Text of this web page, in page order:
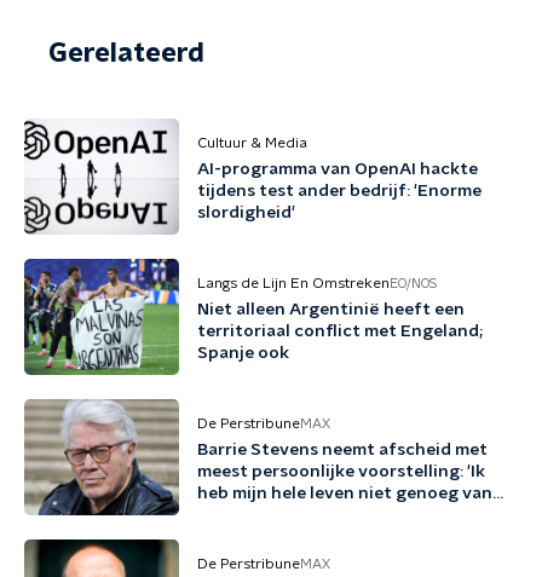
Gerelateerd
Cultuur & Media
AI-programma van OpenAI hackte
tijdens test ander bedrijf: 'Enorme
slordigheid'
Langs de Lijn En Omstreken EO/NOS
Niet alleen Argentinië heeft een
territoriaal conflict met Engeland;
Spanje ook
De PerstribuneMAX
Barrie Stevens neemt afscheid met
meest persoonlijke voorstelling: 'Ik
heb mijn hele leven niet genoeg van
De PerstribuneMAX